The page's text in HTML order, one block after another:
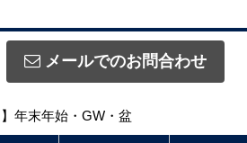
メールでのお問合わせ
年末年始・GW・盆